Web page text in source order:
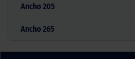
Ancho 205
Ancho 265